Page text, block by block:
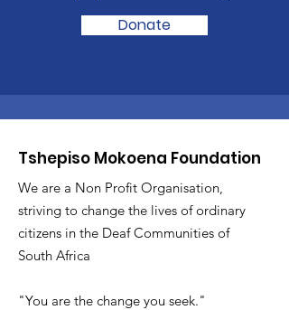
Donate
Tshepiso Mokoena Foundation
We are a Non Profit Organisation,
striving to change the lives of ordinary
citizens in the Deaf Communities of
South Africa
"You are the change you seek."